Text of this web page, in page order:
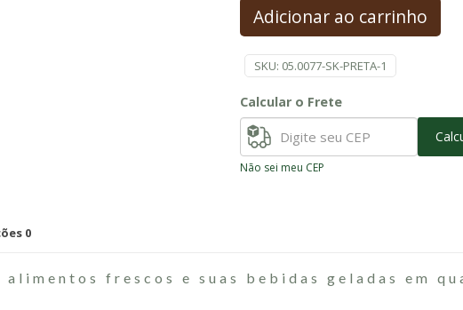
Adicionar ao carrinho
SKU: 05.0077-SK-PRETA-1
Calcular o Frete
Não sei meu CEP
0
alimentos frescos e suas bebidas geladas em